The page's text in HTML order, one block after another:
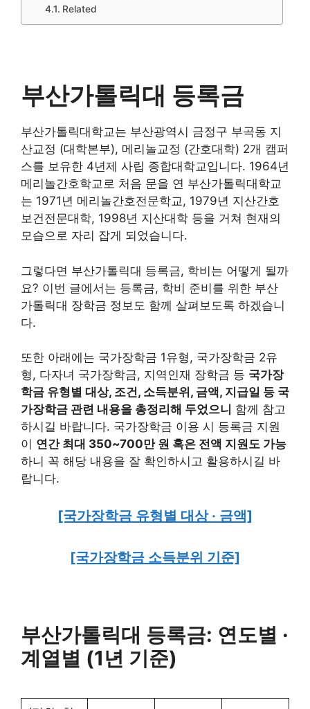
Related
부산가톨릭대 등록금
부산가톨릭대학교는 부산광역시 금정구 부곡동 지
산교정 (대학본부), 메리놀교정 (간호대학) 2개 캠퍼
스를 보유한 4년제 사립 종합대학교입니다. 1964년
메리놀간호학교로 처음 문을 연 부산가톨릭대학교
는 1971년 메리놀간호전문학교, 1979년 지산간호
보건전문대학, 1998년 지산대학 등을 거쳐 현재의
모습으로 자리 잡게 되었습니다.
그렇다면 부산가톨릭대 등록금, 학비는 어떻게 될까
요? 이번 글에서는 등록금, 학비 준비를 위한 부산
가톨릭대 장학금 정보도 함께 살펴보도록 하겠습니
다.
또한 아래에는 국가장학금 1유형, 국가장학금 2유
형, 다자녀 국가장학금, 지역인재 장학금 등 국가장
학금 유형별 대상, 조건, 소득분위, 금액, 지급일 등 국
가장학금 관련 내용을 총정리해 두었으니 함께 참고
하시길 바랍니다. 국가장학금 이용 시 등록금 지원
이 연간 최대 350~700만 원 혹은 전액 지원도 가능
하니 꼭 해당 내용을 잘 확인하시고 활용하시길 바
랍니다.
[국가장학금 유형별 대상 · 금액]
[국가장학금 소득분위 기준]
부산가톨릭대 등록금: 연도별 ·
계열별 (1년 기준)